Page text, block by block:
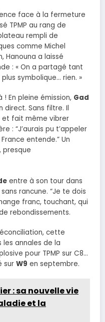
face à la fermeture
TPMP au rang de
rempli de
comme Michel
Hanouna a laissé
: « On a partagé tant
symbolique… rien. »
! En pleine émission, Gad
direct. Sans filtre. Il
et fait même vibrer
: “J’aurais pu t’appeler
entende.” Un
presque
entre à son tour dans
rancune. “Je te dois
franc, touchant, qui
rebondissements.
cette
annales de la
pour TPMP sur C8…
sur W9 en septembre.
: sa nouvelle vie
et la